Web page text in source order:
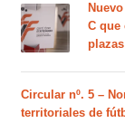
C que
Circular nº. 5 –
territoriales de